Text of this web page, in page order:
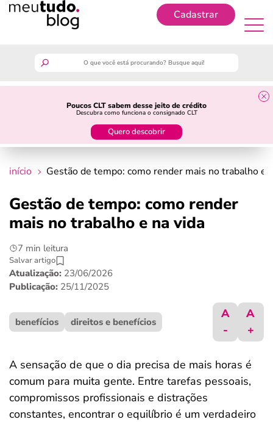
Cadastrar
Poucos CLT sabem desse jeito de crédito
Descubra como funciona o consignado CLT
Quero descobrir
guia do trabalhador
crédito fácil
últimas notícias
ferramentas
início Gestão de tempo: como render mais no trabalho e
Gestão de tempo: como render
mais no trabalho e na vida
7 min leitura
Salvar artigo
Atualização: 23/06/2026
Publicação: 25/11/2025
benefícios direitos e benefícios
A
-
A
+
A sensação de que o dia precisa de mais horas é
comum para muita gente. Entre tarefas pessoais,
compromissos profissionais e distrações
constantes, encontrar o equilíbrio é um verdadeiro